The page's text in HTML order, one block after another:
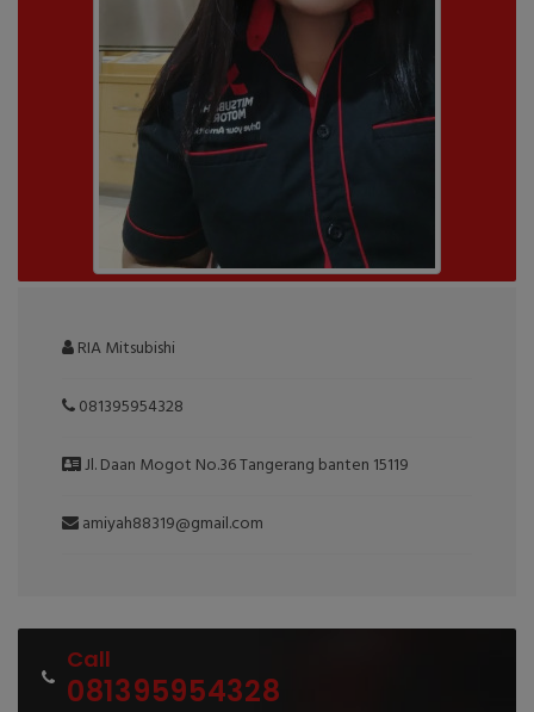
RIA Mitsubishi
081395954328
Jl. Daan Mogot No.36 Tangerang banten 15119
amiyah88319@gmail.com
Call
081395954328